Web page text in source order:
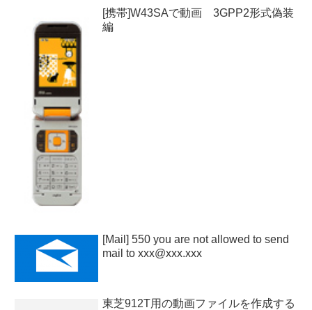
[携帯]W43SAで動画 3GPP2形式偽装
編
[Mail] 550 you are not allowed to send
mail to xxx@xxx.xxx
東芝912T用の動画ファイルを作成する